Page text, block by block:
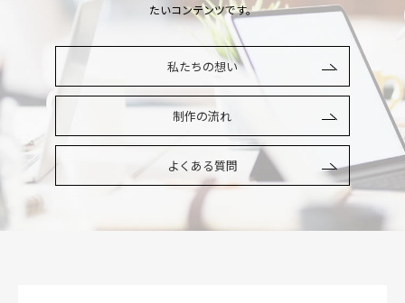
たいコンテンツです。
私たちの想い
制作の流れ
よくある質問